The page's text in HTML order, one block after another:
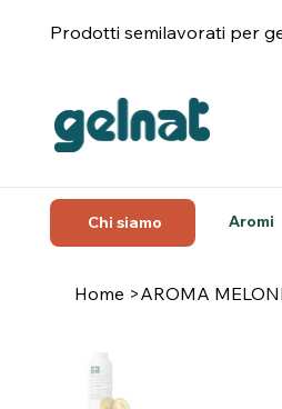
Prodotti semilavorati per
Chi siamo Aromi
Home >AROMA